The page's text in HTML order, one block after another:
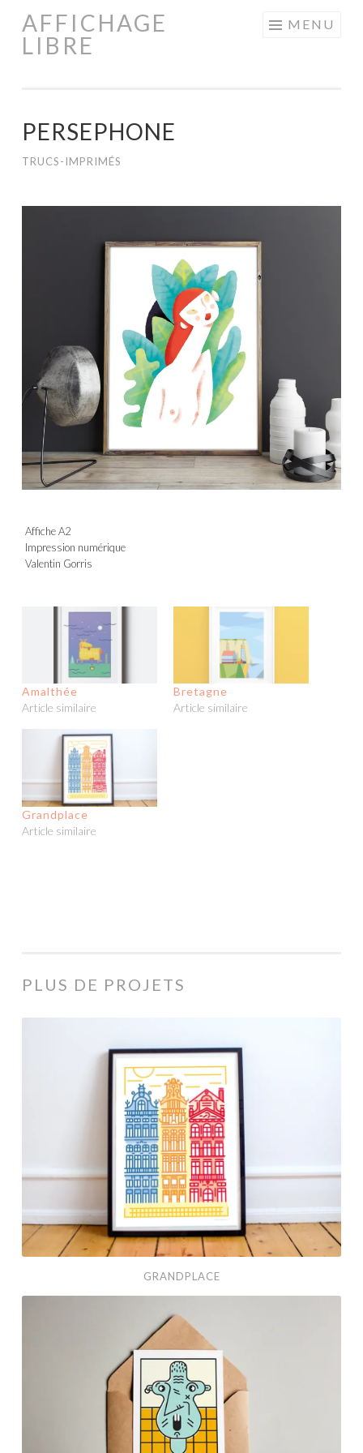
Aller
AFFICHAGE
LIBRE
MENU
PERSEPHONE
TRUCS-IMPRIMÉS
Affiche A2
Impression numérique
Valentin Gorris
Amalthée
Article similaire
Bretagne
Article similaire
Grandplace
Article similaire
PLUS DE PROJETS
GRANDPLACE